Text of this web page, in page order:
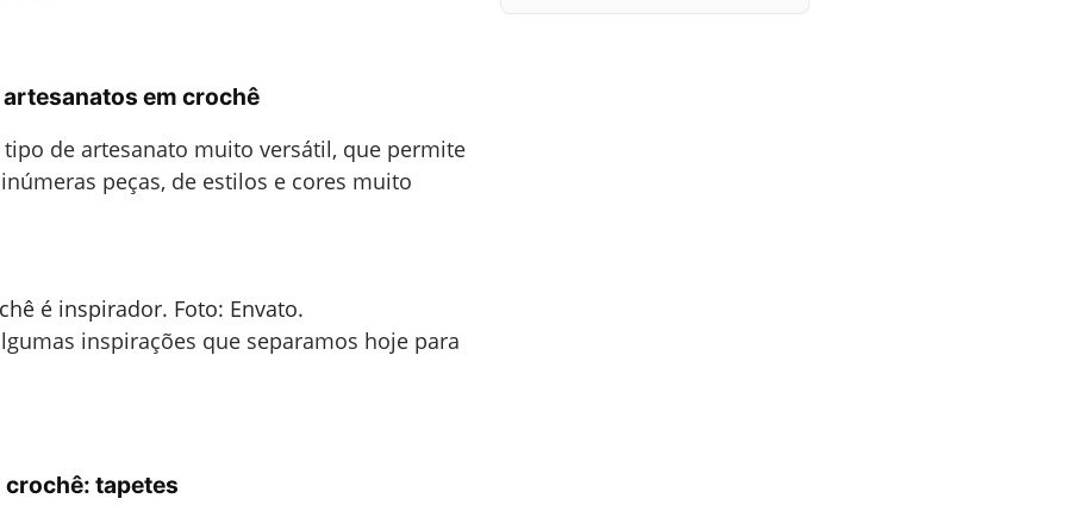
em crochê
de artesanato muito versátil, que permite
peças, de estilos e cores muito
é inspirador. Foto: Envato.
inspirações que separamos hoje para
tapetes